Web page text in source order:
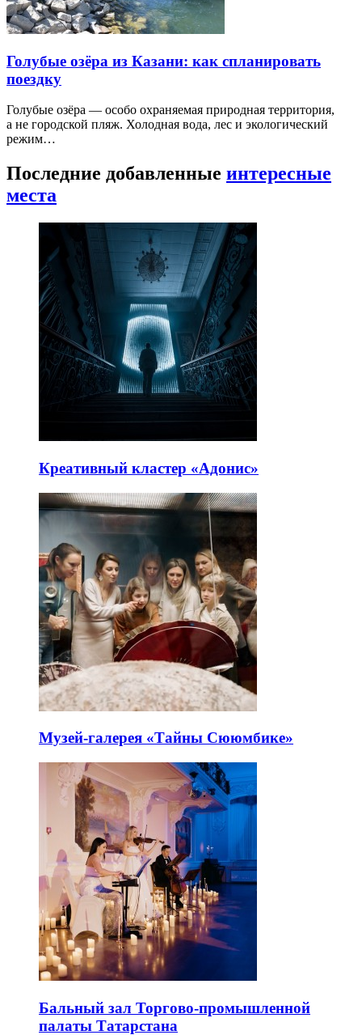
Голубые озёра из Казани: как спланировать
поездку
Голубые озёра — особо охраняемая природная территория,
а не городской пляж. Холодная вода, лес и экологический
режим…
Последние добавленные интересные
места
Креативный кластер «Адонис»
Музей-галерея «Тайны Сююмбике»
Бальный зал Торгово-промышленной
палаты Татарстана